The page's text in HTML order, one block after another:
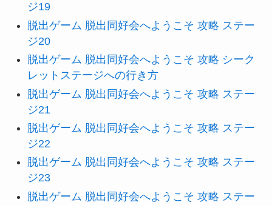
ジ19
脱出ゲーム 脱出同好会へようこそ 攻略 ステー
ジ20
脱出ゲーム 脱出同好会へようこそ 攻略 シーク
レットステージへの行き方
脱出ゲーム 脱出同好会へようこそ 攻略 ステー
ジ21
脱出ゲーム 脱出同好会へようこそ 攻略 ステー
ジ22
脱出ゲーム 脱出同好会へようこそ 攻略 ステー
ジ23
脱出ゲーム 脱出同好会へようこそ 攻略 ステー